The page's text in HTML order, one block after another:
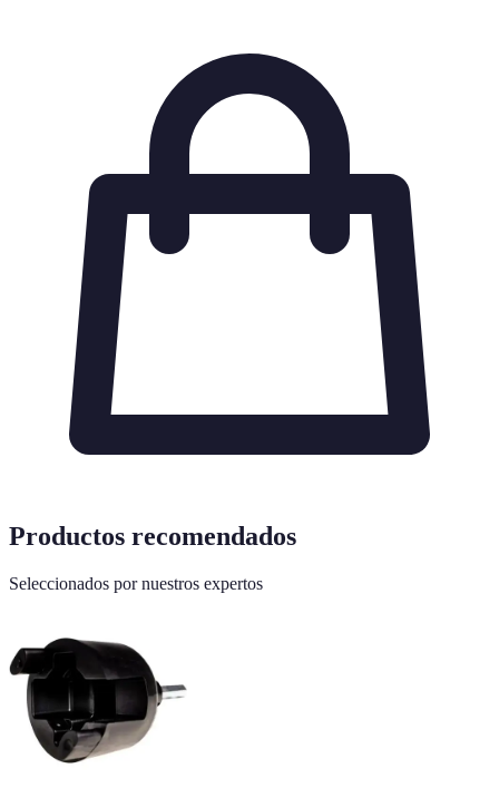
Productos recomendados
Seleccionados por nuestros expertos